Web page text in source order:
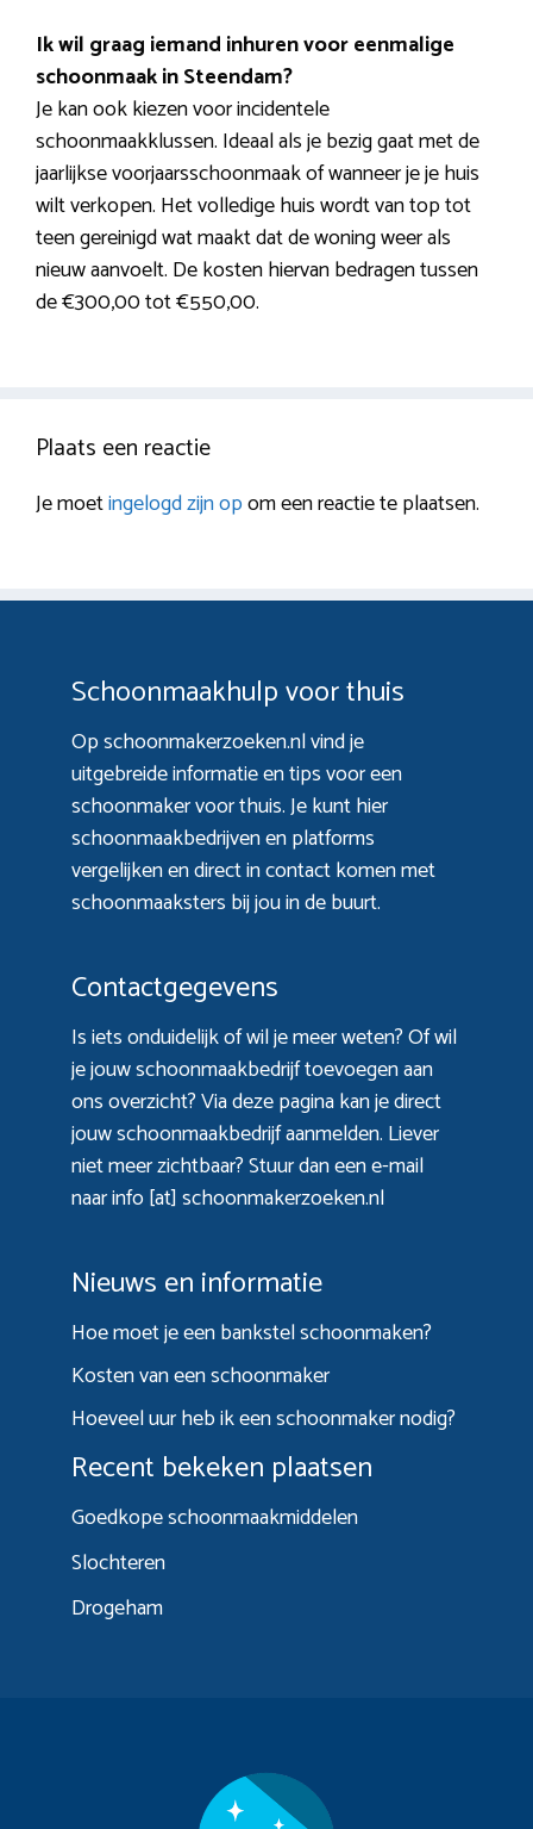
Ik wil graag iemand inhuren voor eenmalige
schoonmaak in Steendam?
Je kan ook kiezen voor incidentele
schoonmaakklussen. Ideaal als je bezig gaat met de
jaarlijkse voorjaarsschoonmaak of wanneer je je huis
wilt verkopen. Het volledige huis wordt van top tot
teen gereinigd wat maakt dat de woning weer als
nieuw aanvoelt. De kosten hiervan bedragen tussen
de €300,00 tot €550,00.
Plaats een reactie
Je moetingelogd zijn opom een reactie te plaatsen.
Schoonmaakhulp voor thuis
Op schoonmakerzoeken.nl vind je
uitgebreide informatie en tips voor een
schoonmaker voor thuis. Je kunt hier
schoonmaakbedrijven en platforms
vergelijken en direct in contact komen met
schoonmaaksters bij jou in de buurt.
Contactgegevens
Is iets onduidelijk of wil je meer weten? Of wil
je jouw schoonmaakbedrijf toevoegen aan
ons overzicht? Viadeze paginakan je direct
jouw schoonmaakbedrijf aanmelden. Liever
niet meer zichtbaar? Stuur dan een e-mail
naar info [at] schoonmakerzoeken.nl
Nieuws en informatie
Hoe moet je een bankstel schoonmaken?
Kosten van een schoonmaker
Hoeveel uur heb ik een schoonmaker nodig?
Recent bekeken plaatsen
Goedkope schoonmaakmiddelen
Slochteren
Drogeham